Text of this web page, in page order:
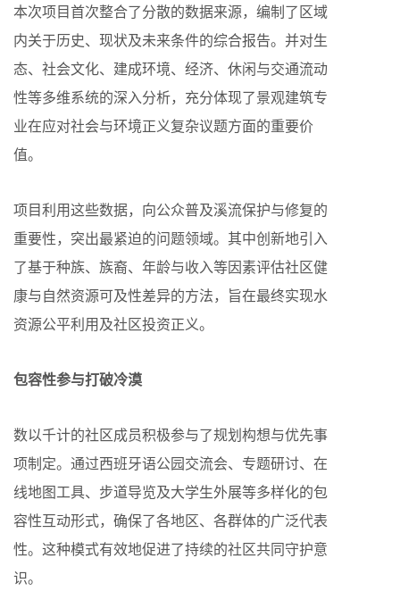
本次项目首次整合了分散的数据来源，编制了区域
内关于历史、现状及未来条件的综合报告。并对生
态、社会文化、建成环境、经济、休闲与交通流动
性等多维系统的深入分析，充分体现了景观建筑专
业在应对社会与环境正义复杂议题方面的重要价
值。
项目利用这些数据，向公众普及溪流保护与修复的
重要性，突出最紧迫的问题领域。其中创新地引入
了基于种族、族裔、年龄与收入等因素评估社区健
康与自然资源可及性差异的方法，旨在最终实现水
资源公平利用及社区投资正义。
包容性参与打破冷漠
数以千计的社区成员积极参与了规划构想与优先事
项制定。通过西班牙语公园交流会、专题研讨、在
线地图工具、步道导览及大学生外展等多样化的包
容性互动形式，确保了各地区、各群体的广泛代表
性。这种模式有效地促进了持续的社区共同守护意
识。